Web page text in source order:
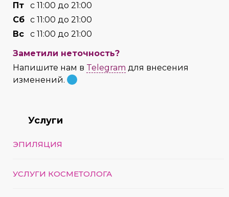
Пт
с 11:00 до 21:00
Сб с 11:00 до 21:00
Вс
с 11:00 до 21:00
Заметили неточность?
Напишите нам в Telegram для внесения
изменений.
Услуги
ЭПИЛЯЦИЯ
УСЛУГИ КОСМЕТОЛОГА